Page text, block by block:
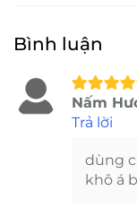
Bình luận
Nấm
Trả lời
dùng
khô á